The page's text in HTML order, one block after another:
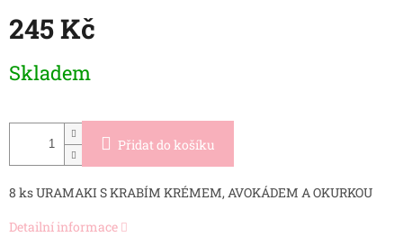
245 Kč
cena:
Skladem
Přidat do košíku
8 ks URAMAKI S KRABÍM KRÉMEM, AVOKÁDEM A OKURKOU
Detailní informace